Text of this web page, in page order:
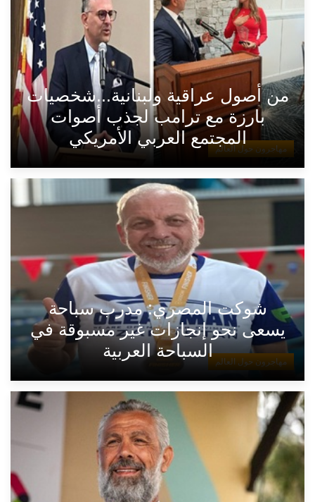
مهاجرون حول العالم
من أصول عراقية ولبنانية...شخصيات
بارزة مع ترامب لجذب أصوات
المجتمع العربي الأمريكي
مهاجرون حول العالم
شوكت المصري: مدرب سباحة
يسعى نحو إنجازات غير مسبوقة في
السباحة العربية